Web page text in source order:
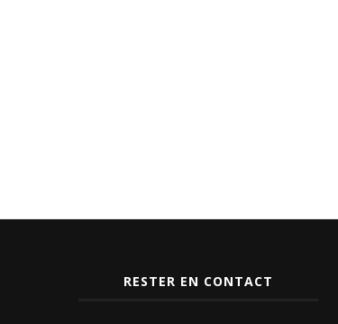
RESTER EN CONTACT